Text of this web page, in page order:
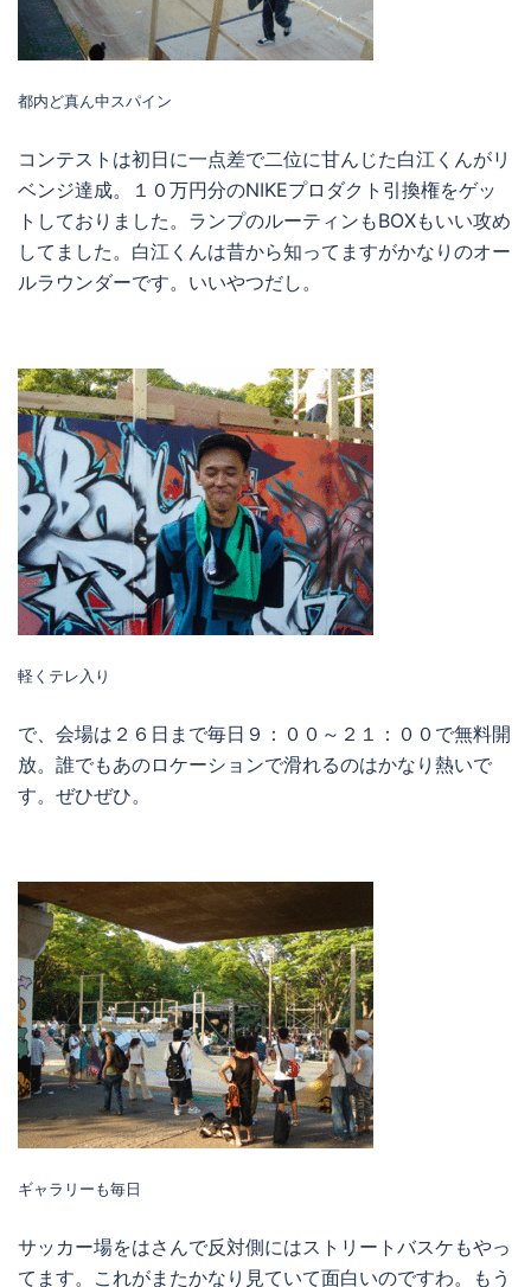
都内ど真ん中スパイン
コンテストは初日に一点差で二位に甘んじた白江くんがリ
ベンジ達成。１０万円分のNIKEプロダクト引換権をゲッ
トしておりました。ランプのルーティンもBOXもいい攻め
してました。白江くんは昔から知ってますがかなりのオー
ルラウンダーです。いいやつだし。
軽くテレ入り
で、会場は２６日まで毎日９：００～２１：００で無料開
放。誰でもあのロケーションで滑れるのはかなり熱いで
す。ぜひぜひ。
ギャラリーも毎日
サッカー場をはさんで反対側にはストリートバスケもやっ
てます。これがまたかなり見ていて面白いのですわ。もう